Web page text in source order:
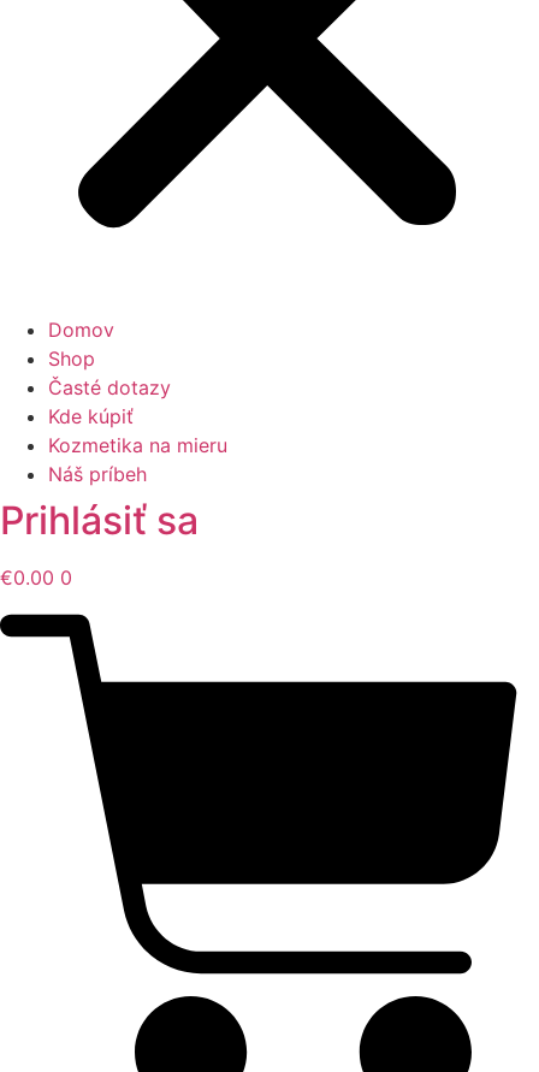
Domov
Shop
Časté dotazy
Kde kúpiť
Kozmetika na mieru
Náš príbeh
Prihlásiť sa
€0.00 0